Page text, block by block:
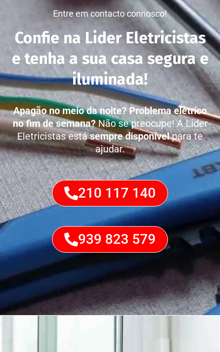
Entre em contacto connosco!
Confie na Lider Eletricistas
e tenha a sua casa segura e
iluminada!
Apagão no meio da noite? Problema elétrico
no fim de semana?Não se preocupe! A Lider
Eletricistas estásempre disponívelpara te
ajudar.
210 117 140
939 823 579